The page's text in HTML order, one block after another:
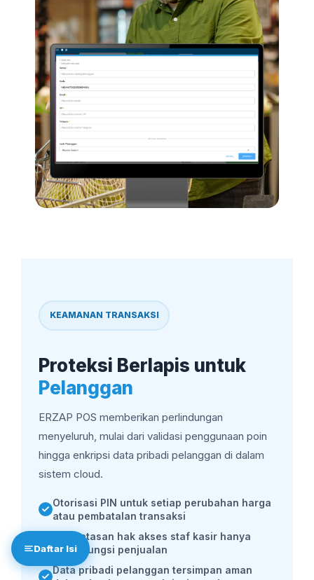
KEAMANAN TRANSAKSI
Proteksi Berlapis untuk
Pelanggan
ERZAP POS memberikan perlindungan
menyeluruh, mulai dari validasi penggunaan poin
hingga enkripsi data pribadi pelanggan di dalam
sistem cloud.
Otorisasi PIN untuk setiap perubahan harga
atau pembatalan transaksi
Pembatasan hak akses staf kasir hanya
untuk fungsi penjualan
Data pribadi pelanggan tersimpan aman
Daftar Isi